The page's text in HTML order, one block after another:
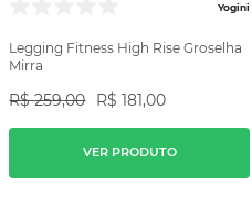
Yogini
Legging Fitness High Rise Groselha
Mirra
R$ 259,00 R$ 181,00
VER PRODUTO